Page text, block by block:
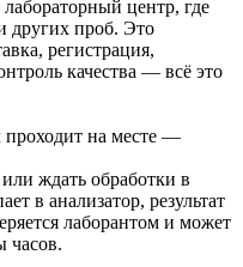
центр, где
других проб. Это
регистрация,
качества — всё это
проходит на месте —
ждать обработки в
в анализатор, результат
лаборантом и может
часов.